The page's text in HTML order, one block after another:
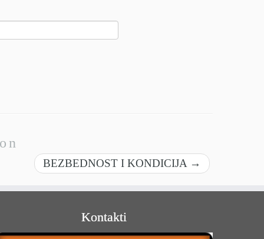
BEZBEDNOST I KONDICIJA →
Kontakti